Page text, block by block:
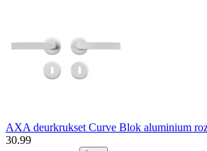
AXA deurkrukset Curve Blok aluminium
30.99